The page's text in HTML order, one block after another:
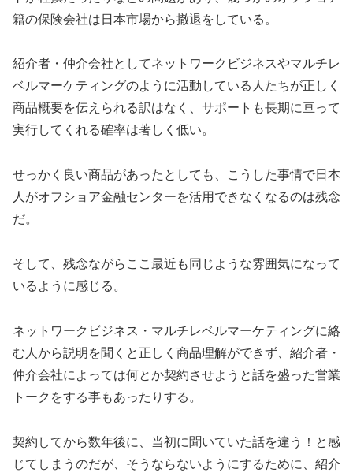
籍の保険会社は日本市場から撤退をしている。
紹介者・仲介会社としてネットワークビジネスやマルチレ
ベルマーケティングのように活動している人たちが正しく
商品概要を伝えられる訳はなく、サポートも長期に亘って
実行してくれる確率は著しく低い。
せっかく良い商品があったとしても、こうした事情で日本
人がオフショア金融センターを活用できなくなるのは残念
だ。
そして、残念ながらここ最近も同じような雰囲気になって
いるように感じる。
ネットワークビジネス・マルチレベルマーケティングに絡
む人から説明を聞くと正しく商品理解ができず、紹介者・
仲介会社によっては何とか契約させようと話を盛った営業
トークをする事もあったりする。
契約してから数年後に、当初に聞いていた話を違う！と感
じてしまうのだが、そうならないようにするために、紹介